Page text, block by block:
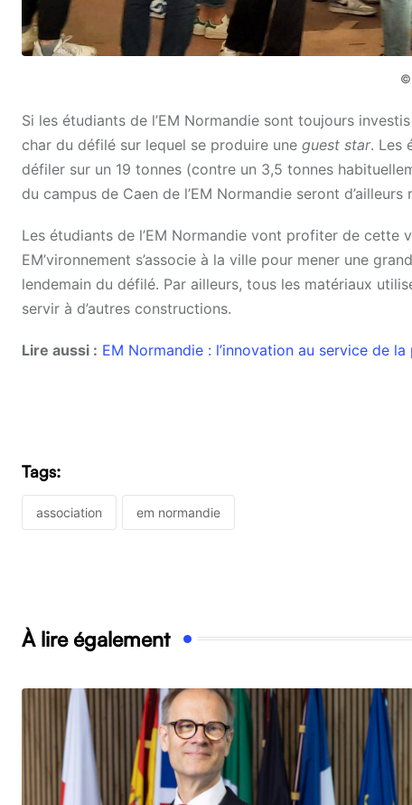
©
Si les étudiants de l’EM Normandie sont toujours
char du défilé sur lequel se produire une guest star. Les
défiler sur un 19 tonnes (contre un 3,5 tonnes
du campus de Caen de l’EM Normandie seront
Les étudiants de l’EM Normandie vont profiter de cette
EM’vironnement s’associe à la ville pour mener une
lendemain du défilé. Par ailleurs, tous les matériaux
servir à d’autres constructions.
Lire aussi : EM Normandie : l’innovation au service de
Tags:
association em normandie
À lire également